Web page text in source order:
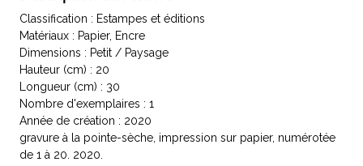
Classification : Estampes et éditions
Matériaux : Papier, Encre
Dimensions : Petit / Paysage
Hauteur (cm) : 20
Longueur (cm) : 30
Nombre d'exemplaires : 1
Année de création : 2020
gravure à la pointe-sèche, impression sur papier, numérotée
de 1 à 20. 2020.